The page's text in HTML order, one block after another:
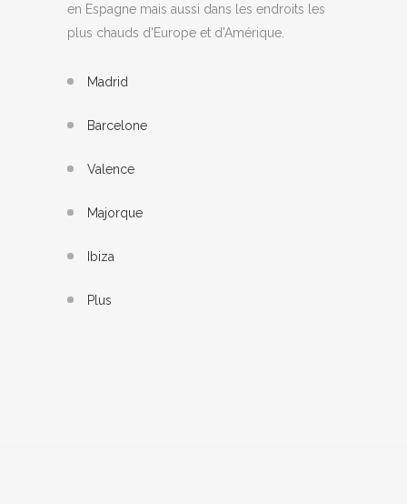
en Espagne mais aussi dans les endroits les
plus chauds d'Europe et d'Amérique.
Madrid
Barcelone
Valence
Majorque
Ibiza
Plus